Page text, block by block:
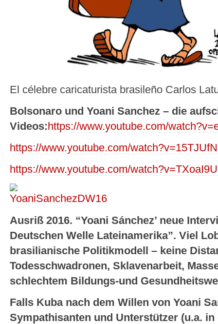
El célebre caricaturista brasileño Carlos
Bolsonaro und Yoani Sanchez – die
Videos:https://www.youtube.com/
https://www.youtube.com/
https://www.youtube.com/
Ausriß 2016. “Yoani Sánchez’ neue
Deutschen Welle Lateinamerika”. Viel
brasilianische Politikmodell – keine
Todesschwadronen, Sklavenarbeit,
schlechtem Bildungs-und
Falls Kuba nach dem Willen von Yoani
Sympathisanten und Unterstützer (u.a. in